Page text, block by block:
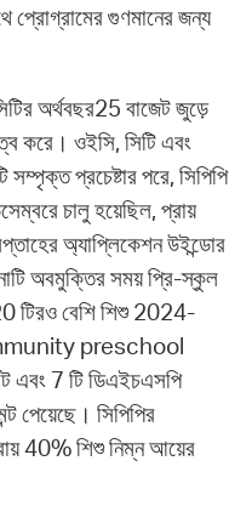
প্রোগ্রামের গুণমানের জন্য
অর্থবছর25 বাজেট জুড়ে
করে। ওইসি, সিটি এবং
প্রচেষ্টার পরে, সিপিপি
চালু হয়েছিল, প্রায়
অ্যাপ্লিকেশন উইন্ডোর
অবমুক্তির সময় প্রি-স্কুল
টিরও বেশি শিশু 2024-
preschool
এবং 7 টি ডিএইচএসপি
পেয়েছে। সিপিপির
40% শিশু নিম্ন আয়ের